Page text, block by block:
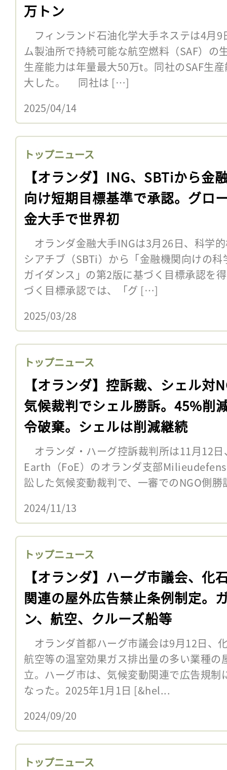
万トン
フィンランド石油化学大手ネステは4月9
ム製油所で持続可能な航空燃料（SAF）の
生産能力は年量最大50万t。同社のSAF生
大した。 同社は […]
2025/04/14
トップニュース
【オランダ】ING、SBTiから金
向け短期目標基準で承認。グロ
金大手で世界初
オランダ金融大手INGは3月26日、科学
シアチブ（SBTi）から「金融機関向けの
ガイダンス」の第2版に基づく目標承認を
づく目標承認では、「グ […]
2025/03/28
トップニュース
【オランダ】控訴裁、シェル対
気候裁判でシェル勝訴。45%削
令破棄。シェルは削減継続
オランダ・ハーグ控訴裁判所は11月12
Earth（FoE）のオランダ支部
訟した気候変動裁判で、一審でのNGO側
2024/11/13
トップニュース
【オランダ】ハーグ市議会、化
関連の屋外広告禁止条例制定。
ン、航空、クルーズ船等
オランダ首都ハーグ市議会は9月12日、
航空等の温室効果ガス排出量の多い業種
立。ハーグ市は、気候変動関連で広告規
なった。2025年1月1日 [&hel...
2024/09/20
トップニュース